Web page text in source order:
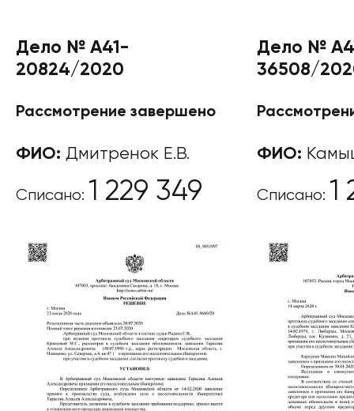
Дело № А41-
20824/2020
Рассмотрение завершено
ФИО: Дмитренок Е.В.
Списано: 1 229 349
Дело №
36508/
ФИО:
Списано: 1
Подробно о
Цены
БАНКРОТСТВО